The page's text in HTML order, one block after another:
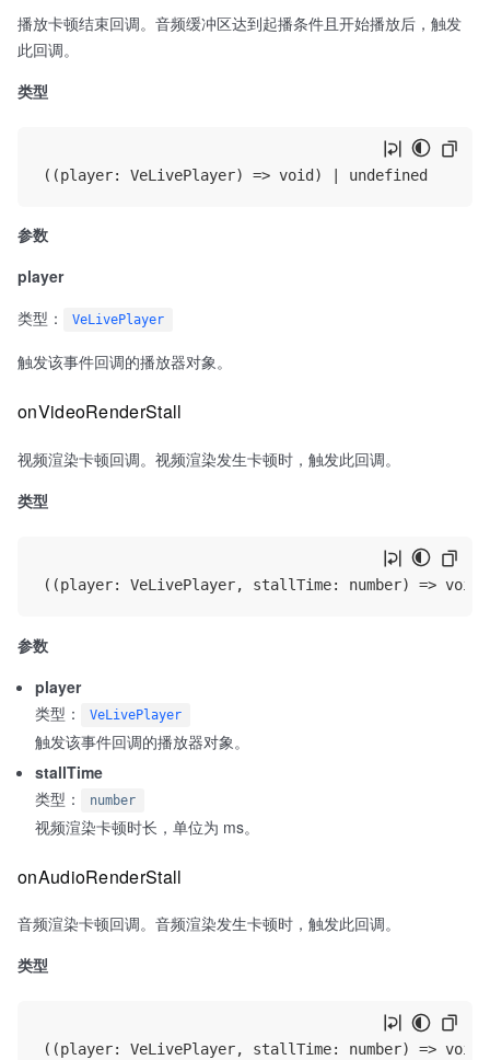
播放卡顿结束回调。音频缓冲区达到起播条件且开始播放后，触发
此回调。
类型
参数
player
类型：
VeLivePlayer
触发该事件回调的播放器对象。
onVideoRenderStall
视频渲染卡顿回调。视频渲染发生卡顿时，触发此回调。
类型
参数
player
类型：
VeLivePlayer
触发该事件回调的播放器对象。
stallTime
类型：
number
视频渲染卡顿时长，单位为 ms。
onAudioRenderStall
音频渲染卡顿回调。音频渲染发生卡顿时，触发此回调。
类型